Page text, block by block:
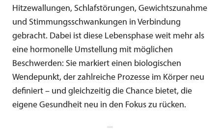
Hitzewallungen, Schlafstörungen, Gewichtszunahme
und Stimmungsschwankungen in Verbindung
gebracht. Dabei ist diese Lebensphase weit mehr als
eine hormonelle Umstellung mit möglichen
Beschwerden: Sie markiert einen biologischen
Wendepunkt, der zahlreiche Prozesse im Körper neu
definiert – und gleichzeitig die Chance bietet, die
eigene Gesundheit neu in den Fokus zu rücken.